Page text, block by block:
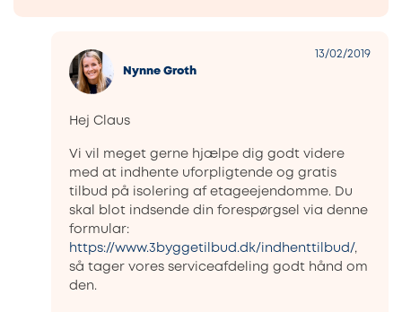
Nynne Groth
13/02/2019
Hej Claus
Vi vil meget gerne hjælpe dig godt videre
med at indhente uforpligtende og gratis
tilbud på isolering af etageejendomme. Du
skal blot indsende din forespørgsel via denne
formular:
https://www.3byggetilbud.dk/indhenttilbud/,
så tager vores serviceafdeling godt hånd om
den.